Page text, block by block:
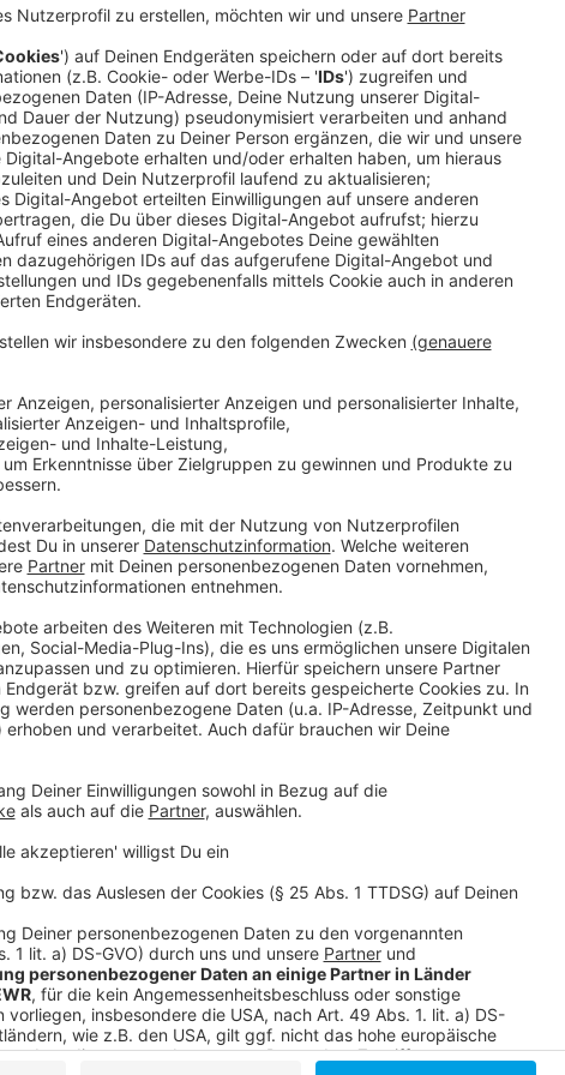
Anzeige
Abbi wird zum Succubus, deren Pheromone Menschen um den
zum furchteinflößenden Chupacabra-Monster und Tilda wird zu
Stimme, die alles zerstört. Doch die drei jungen Erwachsenen
ergeben. Gemeinsam suchen sie die Verantwortlichen, die ihnen
wieder menschlich zu werden.
Streaming-Dienst: Netflix
Anzeige
Wir benötigen Ihre
den YouTube Video-Service
Wir verwenden einen Service
Drittanbieters, um Videoinhalte
einzubetten. Dieser Service kann
Ihren Aktivitäten sammeln. Bitte
die Details durch und stimmen Sie
Nutzung des Service zu, um dieses
anzusehen.
powered by
Usercentrics Consent
Platform
Dr. Sydney Burke (Italia Ricci) unterstützt die drei jungen
bekommt auch Gegenwind. Ihr Kollege Dr. Alex Sarkov (Rhys
Experimenten die menschliche Rasse auf die nächste Stufe der
©Copyright: Netflix
Ein normaler Jugendlicher sieht nicht so aus...
Anzeige